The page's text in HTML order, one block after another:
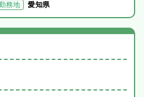
務地 愛知県